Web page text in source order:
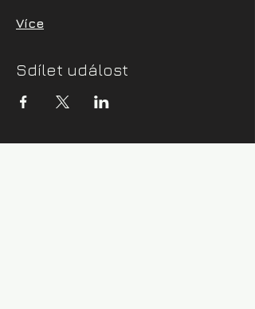
Více
Sdílet událost